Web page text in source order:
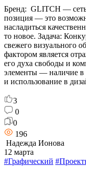
Бренд: GLITCH — сеть
позиция — это
насладиться
то новое. Задача:
свежего визуального
фактором является
его духа свободы и
элементы — наличие в
и использование в
3
0
0
196
Надежда Ионова
12 марта
#Графический